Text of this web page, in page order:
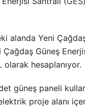
alanda Yeni
Güneş
olarak hesaplanıyor.
güneş paneli
proje alanı